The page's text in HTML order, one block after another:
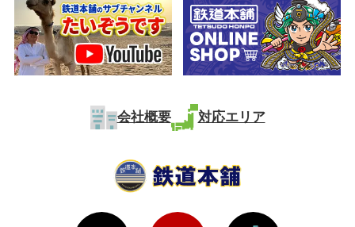
会社概要 対応エリア